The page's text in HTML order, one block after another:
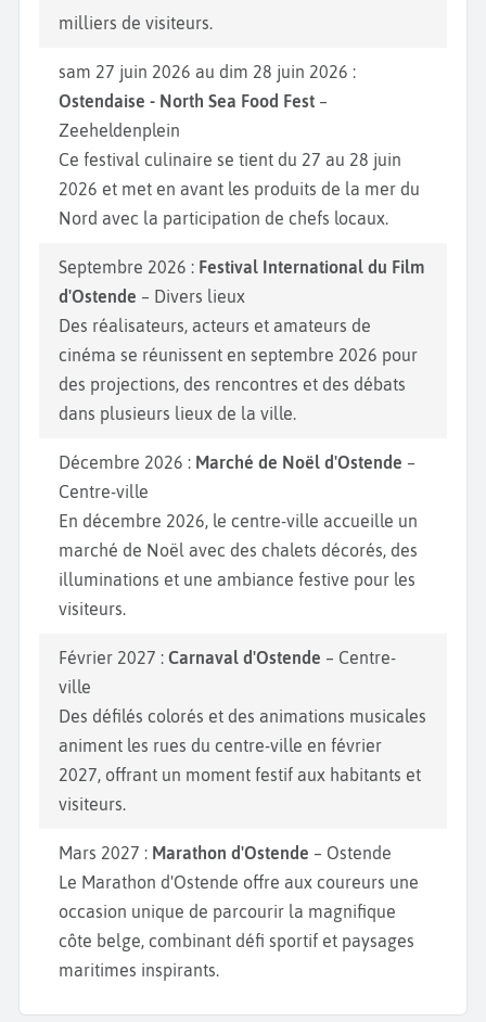
la mer et l'occasion d'en apprendre davantage sur
l’histoire militaire de la ville. Enfin, pour profiter
pleinement de la beauté naturelle de la région, vous
pouvez explorer la réserve naturelle de la
Westhoek, à proximité, offrant une diversité de
paysages et une faune locale fascinante. Vous
pouvez également prendre le temps de visiter la
du centre-ville, pour une expérience plus calme et
relaxante.
milliers de visiteurs.
sam 27 juin 2026 au dim 28 juin 2026 :
Ostendaise - North Sea Food Fest –
Zeeheldenplein
Ce festival culinaire se tient du 27 au 28 juin
2026 et met en avant les produits de la mer du
Nord avec la participation de chefs locaux.
Septembre 2026 : Festival International du Film
d'Ostende – Divers lieux
Des réalisateurs, acteurs et amateurs de
cinéma se réunissent en septembre 2026 pour
des projections, des rencontres et des débats
dans plusieurs lieux de la ville.
Décembre 2026 : Marché de Noël d'Ostende –
Centre-ville
En décembre 2026, le centre-ville accueille un
marché de Noël avec des chalets décorés, des
illuminations et une ambiance festive pour les
visiteurs.
Février 2027 : Carnaval d'Ostende – Centre-
ville
Des défilés colorés et des animations musicales
animent les rues du centre-ville en février
2027, offrant un moment festif aux habitants et
visiteurs.
Mars 2027 : Marathon d'Ostende – Ostende
Le Marathon d'Ostende offre aux coureurs une
occasion unique de parcourir la magnifique
côte belge, combinant défi sportif et paysages
maritimes inspirants.